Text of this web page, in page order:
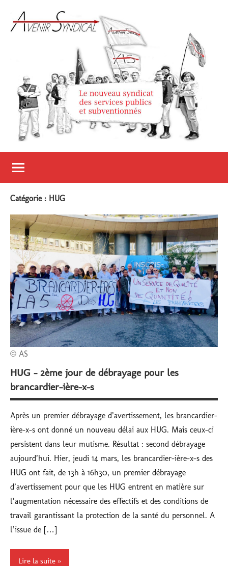
contenu
Avenir
Syndical
syndicat
des
services
et
subventionnés
Catégorie : HUG
© AS
HUG – 2ème jour de débrayage pour les
brancardier-ière-x-s
Après un premier débrayage d’avertissement, les brancardier-
ière-x-s ont donné un nouveau délai aux HUG. Mais ceux-ci
persistent dans leur mutisme. Résultat : second débrayage
aujourd’hui. Hier, jeudi 14 mars, les brancardier-ière-x-s des
HUG ont fait, de 13h à 16h30, un premier débrayage
d’avertissement pour que les HUG entrent en matière sur
l’augmentation nécessaire des effectifs et des conditions de
travail garantissant la protection de la santé du personnel. A
l’issue de […]
Lire la suite